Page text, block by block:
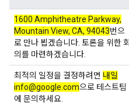
1600 Amphitheatre Parkway,
Mountain View, CA, 94043번으
로 만나 뵙겠습니다. 토론을 위한 회
의를 마련하겠습니다.
최적의 일정을 결정하려면 내일
info@google.com으로 테스트팀
에 문의하세요.